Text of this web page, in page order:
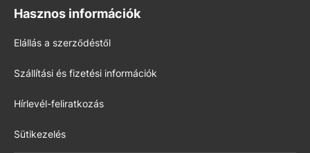
Hasznos információk
Elállás a szerződéstől
Szállítási és fizetési információk
Hírlevél-feliratkozás
Sütikezelés